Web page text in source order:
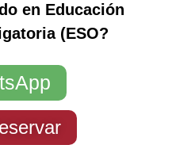
en Educación
(ESO?